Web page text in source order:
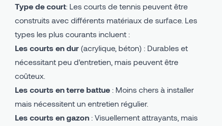
Type de court: Les courts de tennis peuvent être
construits avec différents matériaux de surface. Les
types les plus courants incluent :
Les courts en dur (acrylique, béton) : Durables et
nécessitant peu d'entretien, mais peuvent être
coûteux.
Les courts en terre battue : Moins chers à installer
mais nécessitent un entretien régulier.
Les courts en gazon : Visuellement attrayants, mais